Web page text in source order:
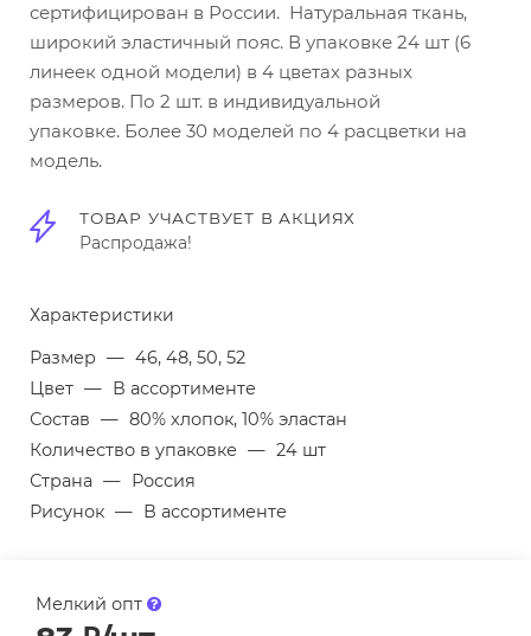
сертифицирован в России. Натуральная ткань,
широкий эластичный пояс. В упаковке 24 шт (6
линеек одной модели) в 4 цветах разных
размеров. По 2 шт. в индивидуальной
упаковке. Более 30 моделей по 4 расцветки на
модель.
ТОВАР УЧАСТВУЕТ В АКЦИЯХ
Распродажа!
Характеристики
Размер — 46, 48, 50, 52
Цвет — В ассортименте
Состав — 80% хлопок, 10% эластан
Количество в упаковке — 24 шт
Страна — Россия
Рисунок — В ассортименте
Мелкий опт